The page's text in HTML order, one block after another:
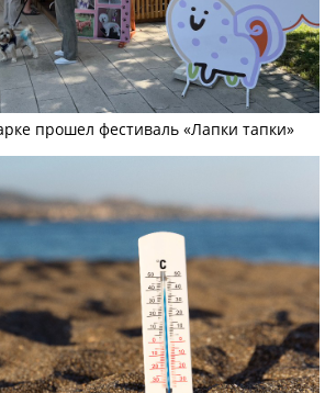
прошел фестиваль «Лапки тапки»